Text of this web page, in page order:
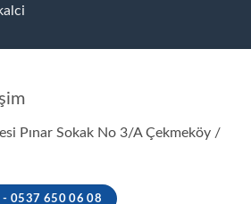
Pınar Sokak No 3/A Çekmeköy /
0537 650 06 08